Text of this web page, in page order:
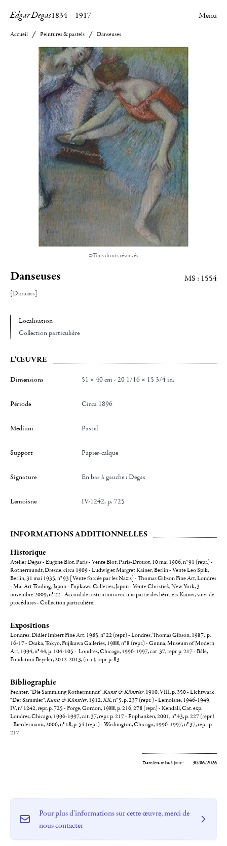
Edgar Degas1834– 1917 Menu
Accueil Peintures & pastels Danseuses
©Tous droits réservés
Danseuses
[Dancers]
MS : 1554
Localisation
Collection particulière
L'ŒUVRE
Dimensions 51 × 40 cm - 20 1/16 × 15 3/4 in.
Période Circa 1896
Médium Pastel
Support Papier-calque
Signature en bas à gauche : Degas
Lemoisne IV-1242, p. 725
INFORMATIONS ADDITIONNELLES
Historique
Atelier Degas - Eugène Blot, Paris - Vente Blot, Paris-Drouot, 10 mai 1906, n° 91 (repr.) -
Rothermundt, Dresde, circa 1909 - Ludwig et Margret Kainer, Berlin - Vente Leo Spik,
Berlin, 31 mai 1935, n° 93 [Vente forcée par les Nazis] - Thomas Gibson Fine Art, Londres
- Mai Art Trading, Japon - Fujikawa Galleries, Japon - Vente Christie's, New York, 3
novembre 2009, n° 22 - Accord de restitution avec une partie des héritiers Kainer, suivi de
procédures - Collection particulière.
Expositions
Londres, Didier Imbert Fine Art, 1985, n° 22 (repr.) - Londres, Thomas Gibson, 1987, p.
16-17 - Osaka, Tokyo, Fujikawa Galleries, 1988, n° 8 (repr.) - Gunna, Museum of Modern
Art, 1994, n° 44, p. 104-105 - Londres, Chicago, 1996-1997, cat. 37, repr. p. 217 - Bâle,
Fondation Beyeler, 2012-2013, (n.n.), repr. p. 83.
Bibliographie
Fechter, "Die Sammlung Rothermundt",Kunst & Künstler, 1910, VIII, p. 350 - Lichtwark,
"Der Sammler",Kunst & Künstler, 1912, XX, n° 5, p. 237 (repr. ) - Lemoisne, 1946-1949,
IV, n° 1242, repr. p. 725 - Forge, Gordon, 1988, p. 216, 278 (repr.) - Kendall, Cat. exp.
Londres, Chicago, 1996-1997, cat. 37, repr. p. 217 - Pophanken, 2001, n° 43, p. 227 (repr.)
- Bierdermann, 2006, n° 18, p. 54 (repr.) - Washington, Chicago, 1996-1997, n° 37, repr. p.
217.
Dernière mise à jour : 30/06/2026
Pour plus d'informations sur cette œuvre, merci de
nous contacter